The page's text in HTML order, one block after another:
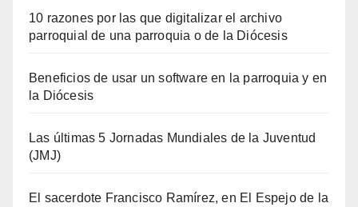
10 razones por las que digitalizar el archivo
parroquial de una parroquia o de la Diócesis
Beneficios de usar un software en la parroquia y en
la Diócesis
Las últimas 5 Jornadas Mundiales de la Juventud
(JMJ)
El sacerdote Francisco Ramírez, en El Espejo de la